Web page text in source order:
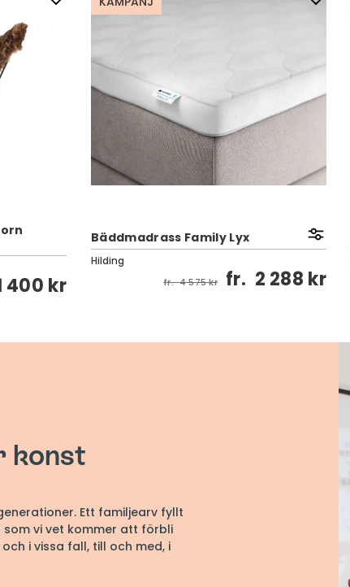
400 kr
Bäddmadrass Family Lyx
Hilding
fr. 4 575 kr fr. 2 288 kr
konst
Ett familjearv fyllt
som vi vet kommer att förbli
i vissa fall, till och med, i